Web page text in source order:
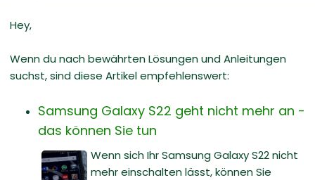
Hey,
Wenn du nach bewährten Lösungen und Anleitungen
suchst, sind diese Artikel empfehlenswert:
Samsung Galaxy S22 geht nicht mehr an -
das können Sie tun
Wenn sich Ihr Samsung Galaxy S22 nicht
mehr einschalten lässt, können Sie